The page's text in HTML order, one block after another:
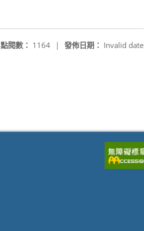
發佈日期： Invalid date
點閱數： 1164 |